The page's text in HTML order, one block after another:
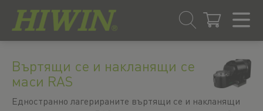
към
съдържанието
към
менюто
навигация
Въртящи се и накланящи се
маси RAS
Едностранно лагерираните въртящи се и накланящи